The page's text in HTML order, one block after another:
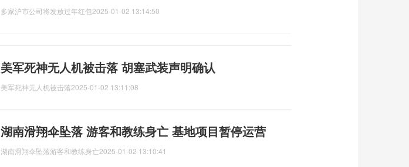
多家沪市公司将发放过年红包2025-01-02 13:14:50
美军死神无人机被击落 胡塞武装声明确认
美军死神无人机被击落2025-01-02 13:11:08
湖南滑翔伞坠落 游客和教练身亡 基地项目暂停运营
湖南滑翔伞坠落游客和教练身亡2025-01-02 13:10:41